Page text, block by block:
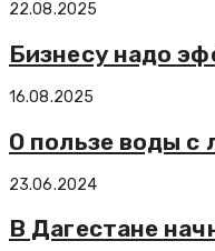
22.08.2025
Бизнесу надо
16.08.2025
О пользе воды с
23.06.2024
В Дагестане